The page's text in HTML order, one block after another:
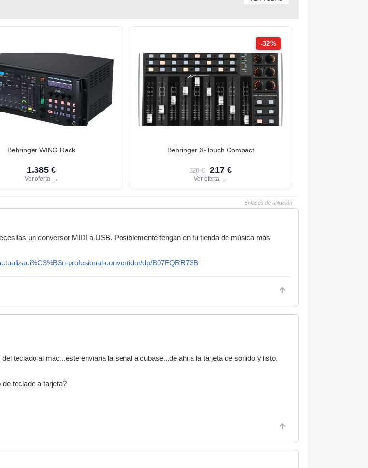
Behringer WING Rack
1.385 €
Ver oferta →
-32%
Behringer X-Touch Compact
320 € 217 €
Ver oferta →
Enlaces de afiliación
un conversor MIDI a USB. Posiblemente tengan en tu tienda de música más
profesional-convertidor/dp/B07FQRR73B
teclado al mac...este enviaria la señal a cubase...de ahi a la tarjeta de sonido y listo.
teclado a tarjeta?